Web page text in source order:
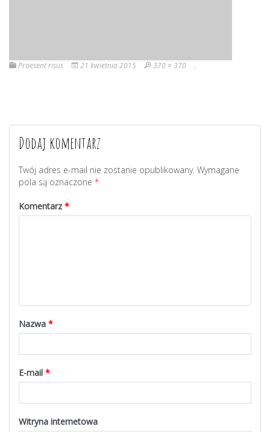
Praesent risus 21 kwietnia 2015 370 × 370 .
Dodaj komentarz
Twój adres e-mail nie zostanie opublikowany. Wymagane
pola są oznaczone *
Komentarz*
Nazwa *
E-mail *
Witryna internetowa